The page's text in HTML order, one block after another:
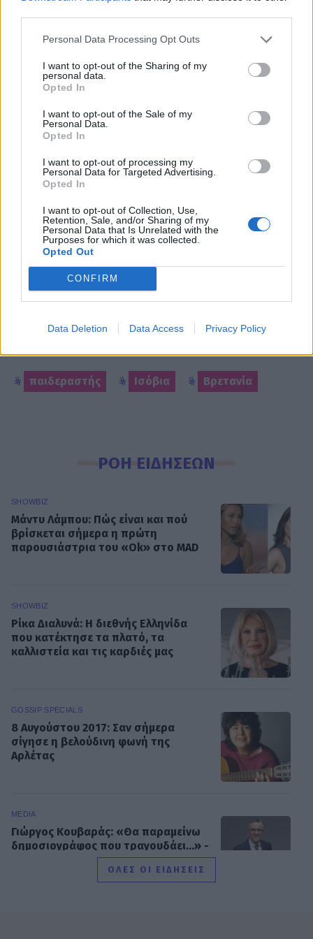
Personal Data Processing Opt Outs
I want to opt-out of the Sharing of my
personal data.
Opted In
I want to opt-out of the Sale of my
Personal Data.
Opted In
I want to opt-out of processing my
Personal Data for Targeted Advertising.
Opted In
I want to opt-out of Collection, Use,
Retention, Sale, and/or Sharing of my
Personal Data that Is Unrelated with the
Purposes for which it was collected.
Opted Out
CONFIRM
Data Deletion Data Access Privacy Policy
παιδεραστής Ισόβια Βρετανία
ΡΟΗ ΕΙΔΗΣΕΩΝ
SHOWBIZ
Μάντυ Λάμπου: Πώς είναι και πού
βρίσκεται σήμερα η πρώτη
παρουσιάστρια του «Ok» στο MAD
SHOWBIZ
Ρίκα Διαλυνά: Η διεθνής Ελληνίδα
που κατέκτησε τα πλατό, τα
καλλιστεία και τις καρδιές μας
GOSSIP SPECIALS
8 Αυγούστου 2017: Σαν σήμερα
σίγησε η βελούδινη φωνή της
Αρλέτας
MEDIA
Γιώργος Κουβαράς: «Θα παραμείνω
δημοσιογράφος που τραγουδάει...» -
Η συνεργασία με τον Σαββιδάκη
ΟΛΕΣ ΟΙ ΕΙΔΗΣΕΙΣ